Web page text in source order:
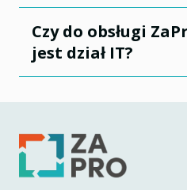
Czy do obsługi
jest dział IT?